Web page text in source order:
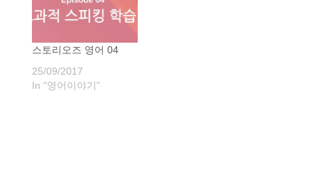
스토리오즈 영어 04
25/09/2017
In "영어이야기"